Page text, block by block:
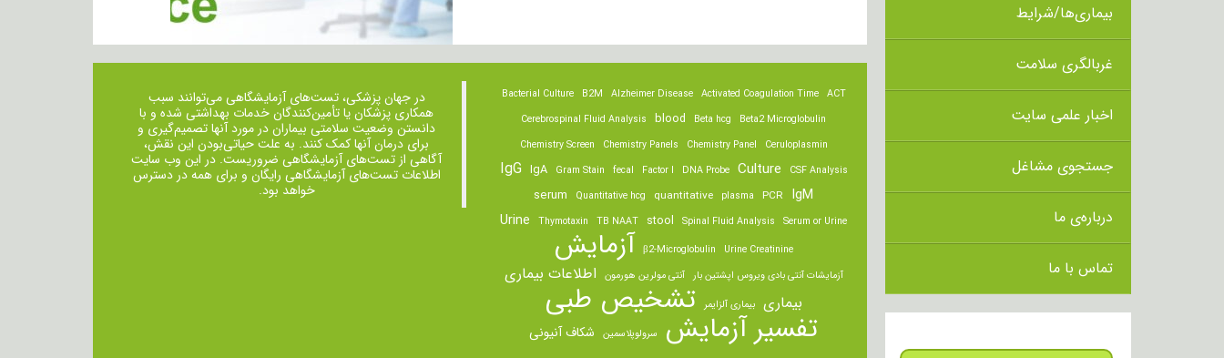
بیماری‌ها/شرایط
غربالگری سلامت
اخبار علمی سایت
جستجوی مشاغل
درباره‌ی ما
تماس با ما
ACT
Activated Coagulation Time
Alzheimer Disease
B2M
Bacterial Culture
Beta2 Microglobulin
Beta hcg
blood
Cerebrospinal Fluid Analysis
Ceruloplasmin
Chemistry Panel
Chemistry Panels
Chemistry Screen
CSF Analysis
Culture
DNA Probe
Factor I
fecal
Gram Stain
IgA
IgG
IgM
PCR
plasma
quantitative
Quantitative hcg
serum
Serum or Urine
Spinal Fluid Analysis
stool
TB NAAT
Thymotaxin
Urine
Urine Creatinine
β2-Microglobulin آزمایش
آزمایشات آنتی بادی ویروس اپشتین بار آنتی مولرین هورمون اطلاعات بیماری
بیماری بیماری آلزایمر تشخیص طبی
تفسیر آزمایش سرولوپلاسمین شکاف آنیونی
در جهان پزشکی، تست‌های آزمایشگاهی می‌توانند سبب
همکاری پزشکان یا تأمین‌کنندگان خدمات بهداشتی شده و با
دانستن وضعیت سلامتی بیماران در مورد آنها تصمیم‌گیری و
برای درمان ‌آنها کمک کنند. به علت حیاتی‌بودن این نقش،
آگاهی از تست‌های آزمایشگاهی ضروریست. در این وب سایت
اطلاعات تست‌های آزمایشگاهی رایگان و برای همه در دسترس
خواهد بود.